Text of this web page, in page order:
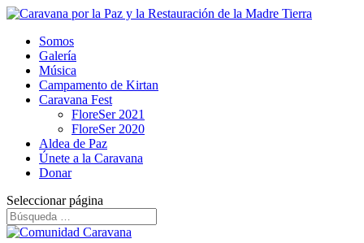
Somos
Galería
Música
Campamento de Kirtan
Caravana Fest
FloreSer 2021
FloreSer 2020
Aldea de Paz
Únete a la Caravana
Donar
Seleccionar página